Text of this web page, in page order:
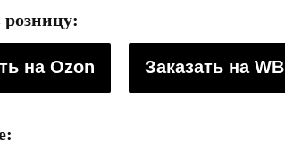
на Ozon Заказать на WB